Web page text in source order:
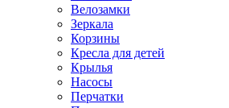
Велозамки
Зеркала
Корзины
Кресла для детей
Крылья
Насосы
Перчатки